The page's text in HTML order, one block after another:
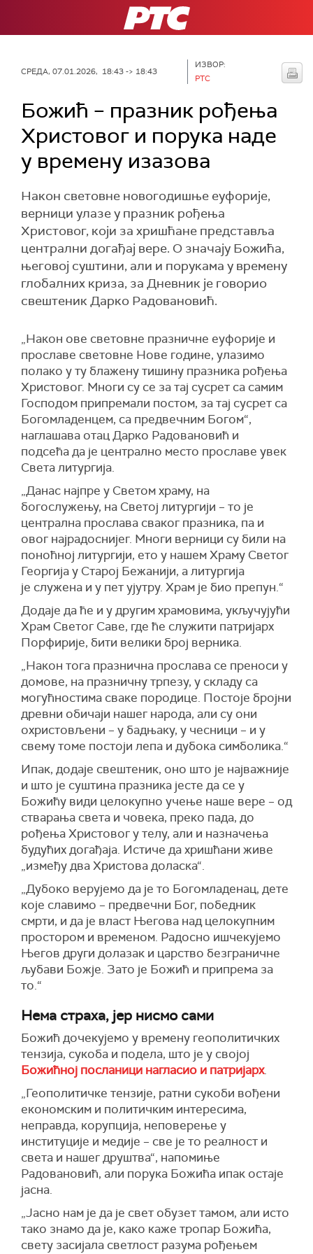
РТС
СРЕДА, 07.01.2026, 18:43 -> 18:43
ИЗВОР:
РТС
Божић – празник рођења
Христовог и порука наде
у времену изазова
Након световне новогодишње еуфорије,
верници улазе у празник рођења
Христовог, који за хришћане представља
централни догађај вере. О значају Божића,
његовој суштини, али и порукама у времену
глобалних криза, за Дневник је говорио
свештеник Дарко Радовановић.
„Након ове световне празничне еуфорије и
прославе световне Нове године, улазимо
полако у ту блажену тишину празника рођења
Христовог. Многи су се за тај сусрет са самим
Господом припремали постом, за тај сусрет са
Богомладенцем, са предвечним Богом“,
наглашава отац Дарко Радовановић и
подсећа да је централно место прославе увек
Света литургија.
„Данас најпре у Светом храму, на
богослужењу, на Светој литургији – то је
централна прослава сваког празника, па и
овог најрадоснијег. Многи верници су били на
поноћној литургији, ето у нашем Храму Светог
Георгија у Старој Бежанији, а литургија
је служена и у пет ујутру. Храм је био препун.“
Додаје да ће и у другим храмовима, укључујући
Храм Светог Саве, где ће служити патријарх
Порфирије, бити велики број верника.
„Након тога празнична прослава се преноси у
домове, на празничну трпезу, у складу са
могућностима сваке породице. Постоје бројни
древни обичаји нашег народа, али су они
охристовљени – у бадњаку, у чесници – и у
свему томе постоји лепа и дубока симболика.“
Ипак, додаје свештеник, оно што је најважније
и што је суштина празника јесте да се у
Божићу види целокупно учење наше вере – од
стварања света и човека, преко пада, до
рођења Христовог у телу, али и назначења
будућих догађаја. Истиче да хришћани живе
„између два Христова доласка“.
„Дубоко верујемо да је то Богомладенац, дете
које славимо – предвечни Бог, победник
смрти, и да је власт Његова над целокупним
простором и временом. Радосно ишчекујемо
Његов други долазак и царство безграничне
љубави Божје. Зато је Божић и припрема за
то.“
Нема страха, јер нисмо сами
Божић дочекујемо у времену геополитичких
тензија, сукоба и подела, што је у својој
Божићној посланици нагласио и патријарх.
„Геополитичке тензије, ратни сукоби вођени
економским и политичким интересима,
неправда, корупција, неповерење у
институције и медије – све је то реалност и
света и нашег друштва“, напомиње
Радовановић, али порука Божића ипак остаје
јасна.
„Јасно нам је да је свет обузет тамом, али исто
тако знамо да је, како каже тропар Божића,
свету засијала светлост разума рођењем